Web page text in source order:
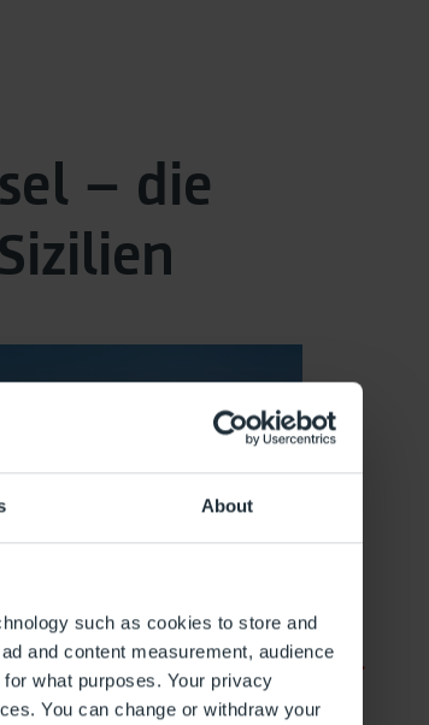
About
such as cookies to store and
and content measurement, audience
what purposes. Your privacy
You can change or withdraw your
– die